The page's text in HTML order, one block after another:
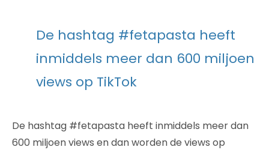
De hashtag #fetapasta heeft
inmiddels meer dan 600 miljoen
views op TikTok
De hashtag #fetapasta heeft inmiddels meer dan
600 miljoen views en dan worden de views op